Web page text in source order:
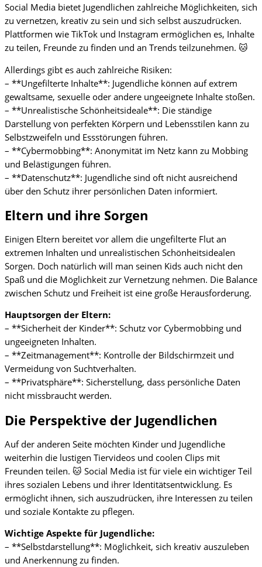
Social Media bietet Jugendlichen zahlreiche Möglichkeiten, sich
zu vernetzen, kreativ zu sein und sich selbst auszudrücken.
Plattformen wie TikTok und Instagram ermöglichen es, Inhalte
zu teilen, Freunde zu finden und an Trends teilzunehmen. 🐱
Allerdings gibt es auch zahlreiche Risiken:
– **Ungefilterte Inhalte**: Jugendliche können auf extrem
gewaltsame, sexuelle oder andere ungeeignete Inhalte stoßen.
– **Unrealistische Schönheitsideale**: Die ständige
Darstellung von perfekten Körpern und Lebensstilen kann zu
Selbstzweifeln und Essstörungen führen.
– **Cybermobbing**: Anonymität im Netz kann zu Mobbing
und Belästigungen führen.
– **Datenschutz**: Jugendliche sind oft nicht ausreichend
über den Schutz ihrer persönlichen Daten informiert.
Eltern und ihre Sorgen
Einigen Eltern bereitet vor allem die ungefilterte Flut an
extremen Inhalten und unrealistischen Schönheitsidealen
Sorgen. Doch natürlich will man seinen Kids auch nicht den
Spaß und die Möglichkeit zur Vernetzung nehmen. Die Balance
zwischen Schutz und Freiheit ist eine große Herausforderung.
Hauptsorgen der Eltern:
– **Sicherheit der Kinder**: Schutz vor Cybermobbing und
ungeeigneten Inhalten.
– **Zeitmanagement**: Kontrolle der Bildschirmzeit und
Vermeidung von Suchtverhalten.
– **Privatsphäre**: Sicherstellung, dass persönliche Daten
nicht missbraucht werden.
Die Perspektive der Jugendlichen
Auf der anderen Seite möchten Kinder und Jugendliche
weiterhin die lustigen Tiervideos und coolen Clips mit
Freunden teilen. 🐱 Social Media ist für viele ein wichtiger Teil
ihres sozialen Lebens und ihrer Identitätsentwicklung. Es
ermöglicht ihnen, sich auszudrücken, ihre Interessen zu teilen
und soziale Kontakte zu pflegen.
Wichtige Aspekte für Jugendliche:
– **Selbstdarstellung**: Möglichkeit, sich kreativ auszuleben
und Anerkennung zu finden.